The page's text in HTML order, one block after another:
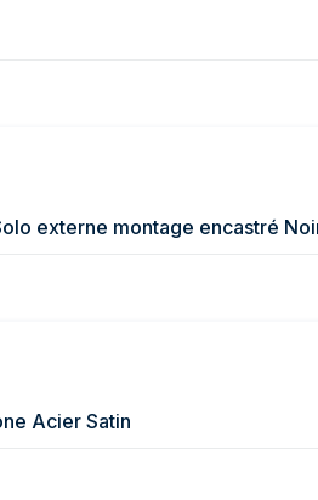
externe montage encastré
Acier Satin